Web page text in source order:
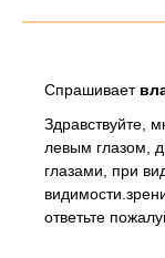
Спрашивает
Здравствуйте,
левым глазом,
глазами, при
ответьте